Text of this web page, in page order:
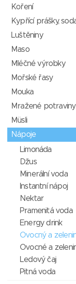
Koření
Kypřící prášky,
Luštěniny
Maso
Mléčné výrobky
Mořské řasy
Mouka
Mražené potraviny
Müsli
Nápoje
Limonáda
Džus
Minerální voda
Instantní nápoj
Nektar
Pramenitá voda
Energy drink
Ovocný a
Ovocné a
Ledový čaj
Pitná voda